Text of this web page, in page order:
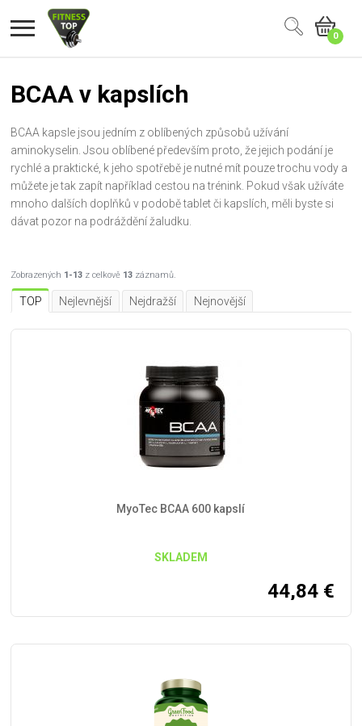
0
BCAA v kapslích
BCAA kapsle jsou jedním z oblíbených způsobů užívání
aminokyselin. Jsou oblíbené především proto, že jejich podání je
rychlé a praktické, k jeho spotřebě je nutné mít pouze trochu vody a
můžete je tak zapít například cestou na trénink. Pokud však užíváte
mnoho dalších doplňků v podobě tablet či kapslích, měli byste si
dávat pozor na podráždění žaludku.
Zobrazených 1-13 z celkově 13 záznamů.
TOP Nejlevnější Nejdražší Nejnovější
MyoTec BCAA 600 kapslí
SKLADEM
44,84 €